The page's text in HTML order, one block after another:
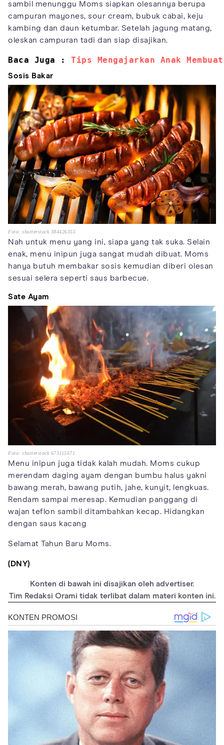
sambil menunggu Moms siapkan olesannya berupa
campuran mayones, sour cream, bubuk cabai, keju
kambing dan daun ketumbar. Setelah jagung matang,
oleskan campuran tadi dan siap disajikan.
Baca Juga : Tips Mengajarkan Anak
Sosis Bakar
Foto: shutterstock 384426355
Nah untuk menu yang ini, siapa yang tak suka. Selain
enak, menu inipun juga sangat mudah dibuat. Moms
hanya butuh membakar sosis kemudian diberi olesan
sesuai selera seperti saus barbecue.
Sate Ayam
Foto: shutterstock 673115671
Menu inipun juga tidak kalah mudah. Moms cukup
merendam daging ayam dengan bumbu halus yakni
bawang merah, bawang putih, jahe, kunyit, lengkuas.
Rendam sampai meresap. Kemudian panggang di
wajan teflon sambil ditambahkan kecap. Hidangkan
dengan saus kacang
Selamat Tahun Baru Moms.
(DNY)
Konten di bawah ini disajikan oleh advertiser.
Tim Redaksi Orami tidak terlibat dalam materi konten ini.